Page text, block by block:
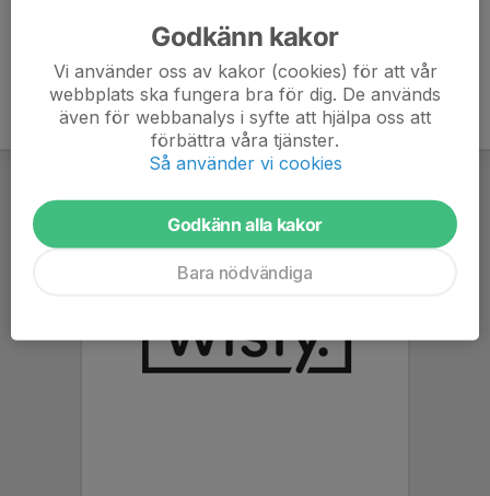
Godkänn kakor
Vi använder oss av kakor (cookies) för att vår
webbplats ska fungera bra för dig. De används
även för webbanalys i syfte att hjälpa oss att
förbättra våra tjänster.
Så använder vi cookies
Godkänn alla kakor
Bara nödvändiga